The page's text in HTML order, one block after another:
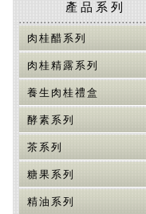
產品系列
肉桂醋系列
肉桂精露系列
養生肉桂禮盒
酵素系列
茶系列
糖果系列
精油系列